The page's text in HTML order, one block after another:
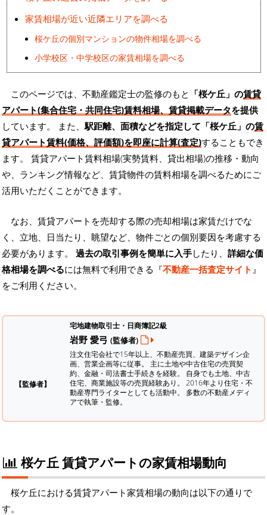
家賃相場が近い近隣エリアを調べる
桜ケ丘の個別マンションの物件相場を調べる
小学校区・中学校区の家賃相場を調べる
このページでは、不動産鑑定士の監修のもと 「桜ケ丘」の賃貸
アパート(集合住宅・共同住宅)賃料相場、賃貸掲載データを提供
しています。 また、駅距離、面積などを指定して「桜ケ丘」の賃
貸アパート賃料(価格、評価額)を即座に計算(査定)することもでき
ます。 賃貸アパート賃料相場(実勢賃料、貸出相場)の推移・動向
や、ランキング情報など、賃貸物件の賃料相場を調べるためにご
活用いただくことができます。
なお、賃貸アパートを売却する際の売却相場は家賃だけでな
く、立地、日当たり、眺望など、物件ごとの個別要因を考慮する
必要があります。 過去の取引事例を簡単に入手したり、 詳細な価
格相場を調べるには無料で利用できる『不動産一括査定サイト 』
をご利用ください。
【監修者】
宅地建物取引士・日商簿記2級
岩野 愛弓 (監修者)
注文住宅会社で15年以上、不動産売買、建築デザイン企
画、営業企画等に従事。 主に土地や中古住宅の売買契
約、金融・司法書士手続きを経験。 自身でも土地、中古
住宅、商業施設等の売買経験あり。 2016年より住宅・不
動産専門ライターとしても活動中。 多数の不動産メディ
アで執筆・監修。
桜ケ丘 賃貸アパートの家賃相場動向
桜ケ丘における賃貸アパート家賃相場の動向は以下の通りで
す。